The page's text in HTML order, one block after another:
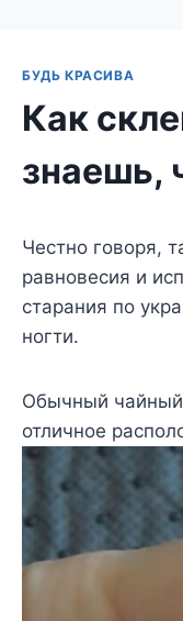
БУДЬ КРАСИВА
Как
знаешь,
Честно говоря,
равновесия и
старания по
ногти.
Обычный чайный
отличное